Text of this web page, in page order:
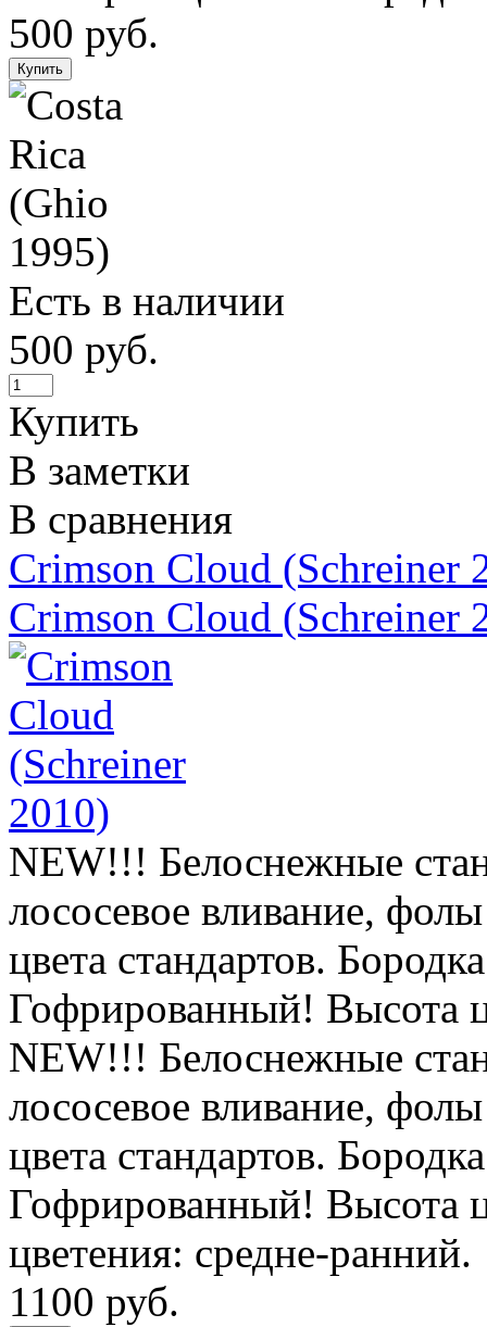
500 руб.
Есть в наличии
500 руб.
Купить
В заметки
В сравнения
Crimson Cloud (Schreiner
Crimson Cloud (Schreiner
NEW!!! Белоснежные
лососевое вливание,
цвета стандартов.
Гофрированный! Высота
NEW!!! Белоснежные
лососевое вливание,
цвета стандартов.
Гофрированный! Высота
цветения: средне-ранний.
1100 руб.